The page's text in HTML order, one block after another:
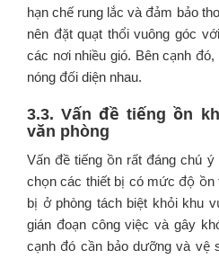
hạn chế rung lắc và đảm bảo
nên đặt quạt thổi vuông góc
các nơi nhiều gió. Bên cạnh
nóng đối diện nhau.
3.3. Vấn đề tiếng ồn
văn phòng
Vấn đề tiếng ồn rất đáng chú
chọn các thiết bị có mức độ ồn
bị ở phòng tách biệt khỏi khu
gián đoạn công việc và gây
cạnh đó cần bảo dưỡng và vệ